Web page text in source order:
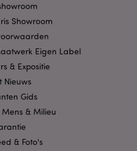
Showroom
Eigen Label
& Expositie
Nieuws
Gids
& Milieu
& Foto's
maken
mogelijk, zoals
Zonder
kan de website niet